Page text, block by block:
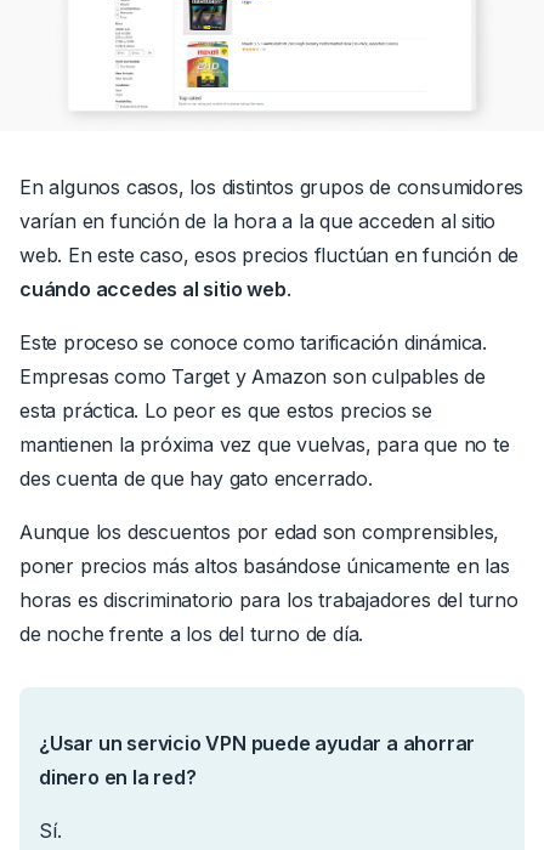
En algunos casos, los distintos grupos de consumidores
varían en función de la hora a la que acceden al sitio
web. En este caso, esos precios fluctúan en función de
cuándo accedes al sitio web.
Este proceso se conoce como tarificación dinámica.
Empresas como Target y Amazon son culpables de
esta práctica. Lo peor es que estos precios se
mantienen la próxima vez que vuelvas, para que no te
des cuenta de que hay gato encerrado.
Aunque los descuentos por edad son comprensibles,
poner precios más altos basándose únicamente en las
horas es discriminatorio para los trabajadores del turno
de noche frente a los del turno de día.
¿Usar un servicio VPN puede ayudar a ahorrar
dinero en la red?
Sí.